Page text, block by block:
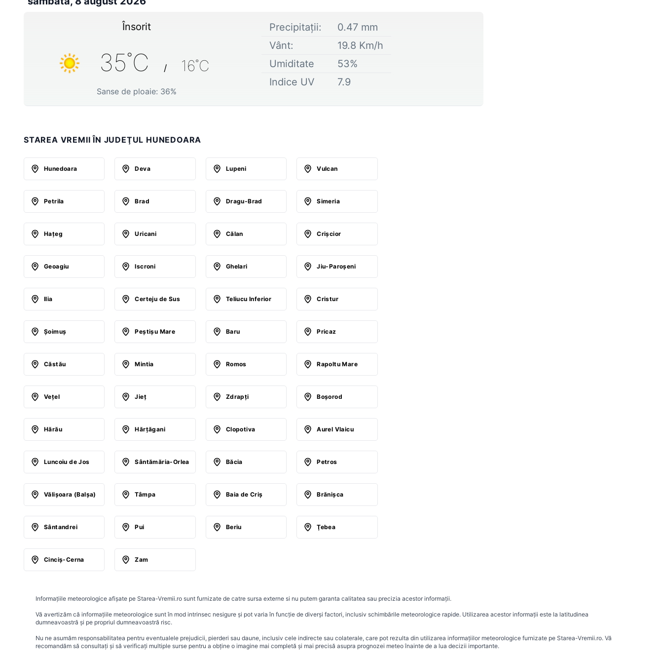
Însorit
35˚C / 16˚C
Sanse de ploaie: 36%
Precipitații: 0.47 mm
Vânt:
19.8 Km/h
Umiditate
53%
Indice UV
7.9
STAREA VREMII ÎN JUDEŢUL HUNEDOARA
Hunedoara Deva Lupeni Vulcan
Petrila Brad Dragu-Brad Simeria
Haţeg Uricani Călan Crişcior
Geoagiu Iscroni Ghelari Jiu-Paroşeni
Ilia Certeju de Sus Teliucu Inferior Cristur
Şoimuş Peştişu Mare Baru Pricaz
Căstău Mintia Romos Rapoltu Mare
Veţel Jieţ Zdrapţi Boşorod
Hărău Hărţăgani Clopotiva Aurel Vlaicu
Luncoiu de Jos Sântămăria-Orlea Băcia Petros
Vălişoara (Balşa) Tâmpa Baia de Criş Brănişca
Sântandrei Pui Beriu Ţebea
Cinciş-Cerna Zam
Informațiile meteorologice afișate pe Starea-Vremii.ro sunt furnizate de catre sursa externe si nu putem garanta calitatea sau precizia acestor informații.
Vă avertizăm că informațiile meteorologice sunt în mod intrinsec nesigure și pot varia în funcție de diverși factori, inclusiv schimbările meteorologice rapide. Utilizarea acestor informații este la latitudinea
dumneavoastră și pe propriul dumneavoastră risc.
Nu ne asumăm responsabilitatea pentru eventualele prejudicii, pierderi sau daune, inclusiv cele indirecte sau colaterale, care pot rezulta din utilizarea informațiilor meteorologice furnizate pe Starea-Vremii.ro. Vă
recomandăm să consultați și să verificați multiple surse pentru a obține o imagine mai completă și mai precisă asupra prognozei meteo înainte de a lua decizii importante.